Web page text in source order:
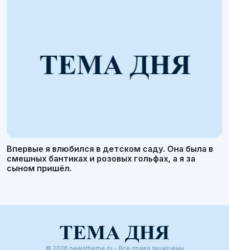
Впервые я влюбился в детском саду. Она была в
смешных бантиках и розовых гольфах, а я за
сыном пришёл.
© 2026 newstheme.ru - Все права защищены